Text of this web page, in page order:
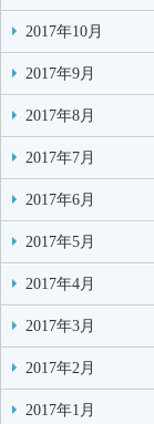
2017年10月
2017年9月
2017年8月
2017年7月
2017年6月
2017年5月
2017年4月
2017年3月
2017年2月
2017年1月